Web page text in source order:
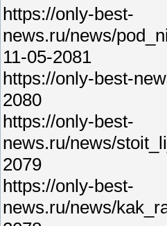
https://only-best-
news.ru/news/
11-05-2081
https://only-best-
2080
https://only-best-
news.ru/news/
2079
https://only-best-
news.ru/news/